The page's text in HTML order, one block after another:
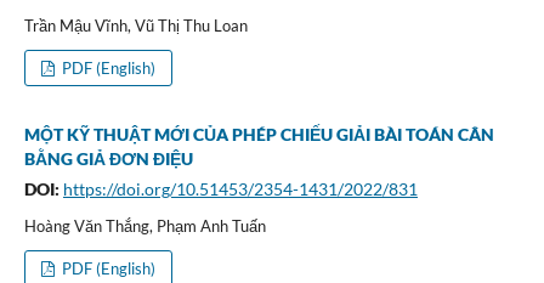
Trần Mậu Vĩnh, Vũ Thị Thu Loan
PDF (English)
MỘT KỸ THUẬT MỚI CỦA PHÉP CHIẾU GIẢI BÀI TOÁN CÂN
BẰNG GIẢ ĐƠN ĐIỆU
DOI: https://doi.org/10.51453/2354-1431/2022/831
Hoàng Văn Thắng, Phạm Anh Tuấn
PDF (English)